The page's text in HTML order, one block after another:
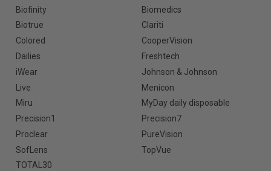
Biofinity
Biomedics
Biotrue
Clariti
Colored
CooperVision
Dailies
Freshtech
iWear
Johnson & Johnson
Live
Menicon
Miru
MyDay daily disposable
Precision1
Precision7
Proclear
PureVision
SofLens
TopVue
TOTAL30